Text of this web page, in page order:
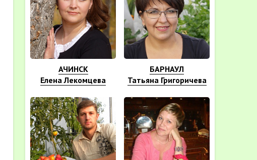
АЧИНСК
Елена Лекомцева
БАРНАУЛ
Татьяна Григоричева